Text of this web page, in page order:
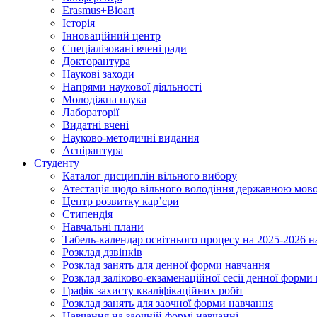
Erasmus+Bioart
Історія
Інноваційний центр
Спеціалізовані вчені ради
Докторантура
Наукові заходи
Напрями наукової діяльності
Молодіжна наука
Лабораторії
Видатні вчені
Науково-методичні видання
Аспірантура
Студенту
Каталог дисциплін вільного вибору
Атестація щодо вільного володіння державною
Центр розвитку кар’єри
Стипендія
Навчальні плани
Табель-календар освітнього процесу на 2025-2026
Розклад дзвінків
Розклад занять для денної форми навчання
Розклад заліково-екзаменаційної сесії денної
Графік захисту кваліфікаційних робіт
Розклад занять для заочної форми навчання